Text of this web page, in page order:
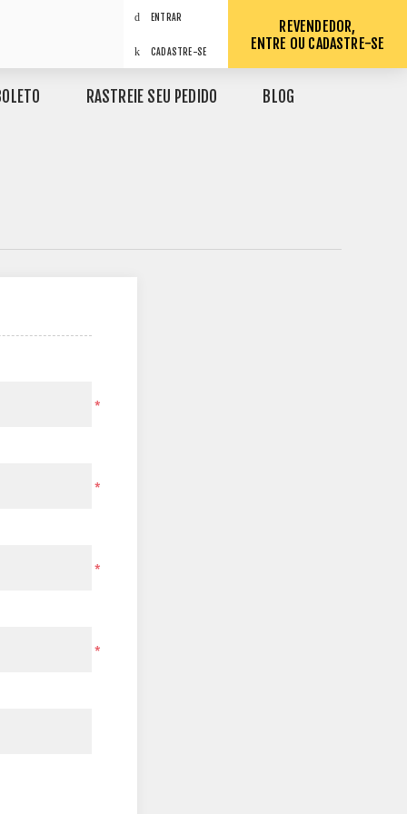
ENTRAR
CADASTRE-SE
REVENDEDOR,
ENTRE OU CADASTRE-SE
RASTREIE SEU PEDIDO BLOG
*
*
*
*